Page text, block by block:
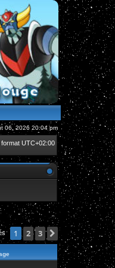
06, 2026 20:04 pm
format UTC+02:00
1 2 3 Suivante